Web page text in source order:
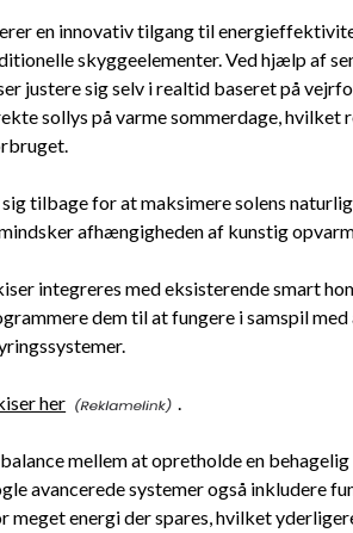
en innovativ tilgang til
skyggeelementer. Ved hjælp af
justere sig selv i realtid baseret på
sollys på varme sommerdage,
tilbage for at maksimere solens
afhængigheden af kunstig
integreres med eksisterende smart
dem til at fungere i samspil
her .
mellem at opretholde en
avancerede systemer også inkludere
meget energi der spares, hvilket